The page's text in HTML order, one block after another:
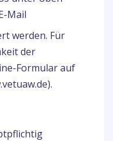
Mail
werden. Für
der
Formular auf